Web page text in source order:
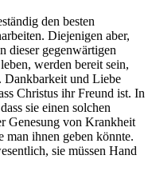
den besten
Diejenigen aber,
dieser gegenwärtigen
werden bereit sein,
Dankbarkeit und Liebe
Christus ihr Freund ist. In
sie einen solchen
Genesung von Krankheit
man ihnen geben könnte.
sie müssen Hand